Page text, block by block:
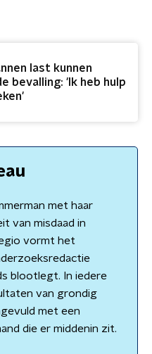
last kunnen
bevalling: 'Ik heb hulp
met haar
van misdaad in
vormt het
blootlegt. In iedere
van grondig
met een
die er middenin zit.